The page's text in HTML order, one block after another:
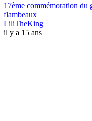
17ème commémoration du
flambeaux
LiliTheKing
il y a 15 ans